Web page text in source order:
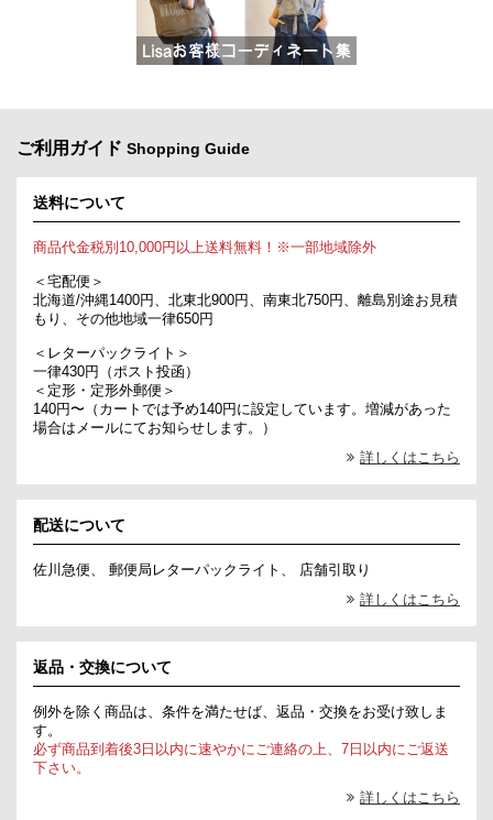
ご利用ガイド Shopping Guide
送料について
商品代金税別10,000円以上送料無料！※一部地域除外
＜宅配便＞
北海道/沖縄1400円、北東北900円、南東北750円、離島別途お見積
もり、その他地域一律650円
＜レターパックライト＞
一律430円（ポスト投函）
＜定形・定形外郵便＞
140円〜（カートでは予め140円に設定しています。増減があった
場合はメールにてお知らせします。）
詳しくはこちら
配送について
佐川急便、 郵便局レターパックライト、 店舗引取り
詳しくはこちら
返品・交換について
例外を除く商品は、条件を満たせば、返品・交換をお受け致しま
す。
必ず商品到着後3日以内に速やかにご連絡の上、7日以内にご返送
下さい。
詳しくはこちら